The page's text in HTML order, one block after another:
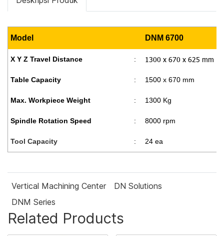
Model DNM 6700
X Y Z Travel Distance : 1300 x 670 x 625 mm
Table Capacity : 1500 x 670 mm
Max. Workpiece Weight : 1300 Kg
Spindle Rotation Speed : 8000 rpm
Tool Capacity : 24 ea
Vertical Machining Center
DN Solutions
DNM Series
Related Products